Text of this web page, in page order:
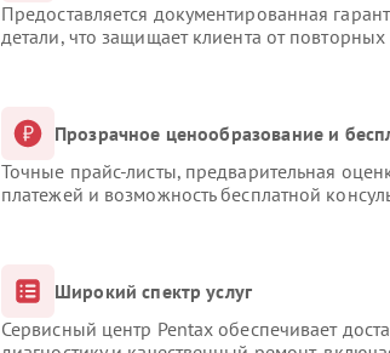
Предоставляется документированная
детали, что защищает клиента от
Прозрачное ценообразование и
Точные прайс-листы, предварительная
платежей и возможность бесплатной
Широкий спектр услуг
Сервисный центр Pentax обеспечивает